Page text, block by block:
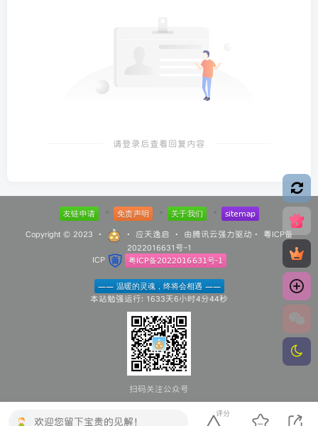
请登录后查看回复内容
Copyright © 2023 · · 应天逸启 · 由 腾讯云强力驱动· 粤ICP备
2022016631号-1
ICP
本站勉强运行: 1633天6小时4分45秒
扫码关注公众号
欢迎您留下宝贵的见解！
评分